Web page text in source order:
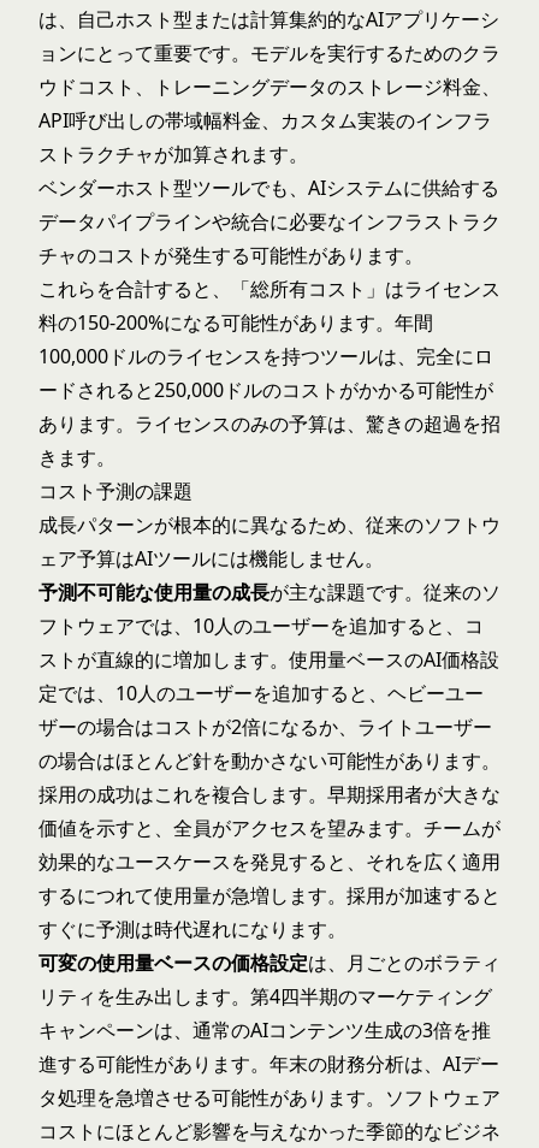
は、自己ホスト型または計算集約的なAIアプリケーシ
ョンにとって重要です。モデルを実行するためのクラ
ウドコスト、トレーニングデータのストレージ料金、
API呼び出しの帯域幅料金、カスタム実装のインフラ
ストラクチャが加算されます。
ベンダーホスト型ツールでも、AIシステムに供給する
データパイプラインや統合に必要なインフラストラク
チャのコストが発生する可能性があります。
これらを合計すると、「総所有コスト」はライセンス
料の150-200%になる可能性があります。年間
100,000ドルのライセンスを持つツールは、完全にロ
ードされると250,000ドルのコストがかかる可能性が
あります。ライセンスのみの予算は、驚きの超過を招
きます。
コスト予測の課題
成長パターンが根本的に異なるため、従来のソフトウ
ェア予算はAIツールには機能しません。
予測不可能な使用量の成長が主な課題です。従来のソ
フトウェアでは、10人のユーザーを追加すると、コ
ストが直線的に増加します。使用量ベースのAI価格設
定では、10人のユーザーを追加すると、ヘビーユー
ザーの場合はコストが2倍になるか、ライトユーザー
の場合はほとんど針を動かさない可能性があります。
採用の成功はこれを複合します。早期採用者が大きな
価値を示すと、全員がアクセスを望みます。チームが
効果的なユースケースを発見すると、それを広く適用
するにつれて使用量が急増します。採用が加速すると
すぐに予測は時代遅れになります。
可変の使用量ベースの価格設定は、月ごとのボラティ
リティを生み出します。第4四半期のマーケティング
キャンペーンは、通常のAIコンテンツ生成の3倍を推
進する可能性があります。年末の財務分析は、AIデー
タ処理を急増させる可能性があります。ソフトウェア
コストにほとんど影響を与えなかった季節的なビジネ